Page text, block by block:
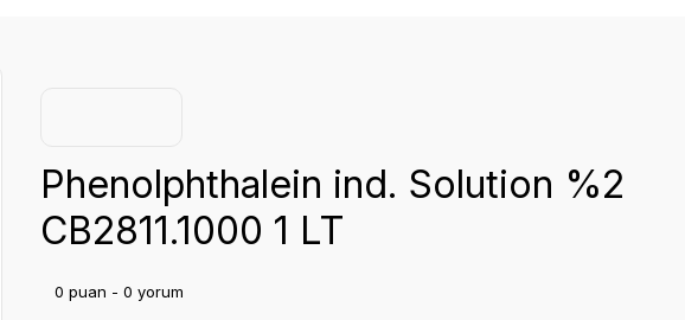
Phenolphthalein ind. Solution %2
CB2811.1000 1 LT
0 puan - 0 yorum